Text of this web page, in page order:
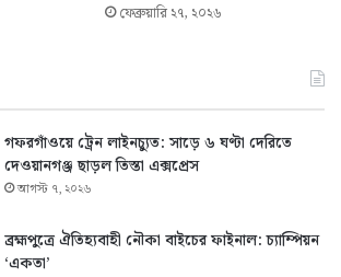
ফেব্রুয়ারি ২৭, ২০২৬
গফরগাঁওয়ে ট্রেন লাইনচ্যুত: সাড়ে ৬ ঘণ্টা দেরিতে
দেওয়ানগঞ্জ ছাড়ল তিস্তা এক্সপ্রেস
আগস্ট ৭, ২০২৬
ব্রহ্মপুত্রে ঐতিহ্যবাহী নৌকা বাইচের ফাইনাল: চ্যাম্পিয়ন
‘একতা’